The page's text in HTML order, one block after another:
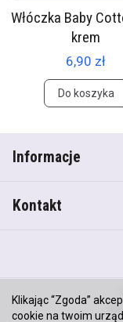
Włóczka Baby
krem
6,90 zł
Do koszyka
Informacje
Kontakt
Klikając “Zgoda”
cookie na twoim